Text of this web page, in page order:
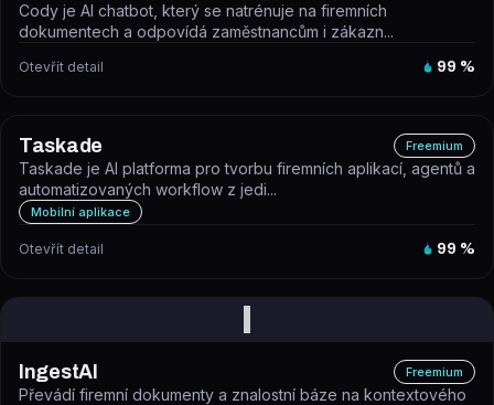
Cody je AI chatbot, který se natrénuje na firemních
dokumentech a odpovídá zaměstnancům i zákazn...
Otevřít detail 99 %
Taskade Freemium
Taskade je AI platforma pro tvorbu firemních aplikací, agentů a
automatizovaných workflow z jedi...
Mobilní aplikace
Otevřít detail 99 %
I
IngestAI Freemium
Převádí firemní dokumenty a znalostní báze na kontextového